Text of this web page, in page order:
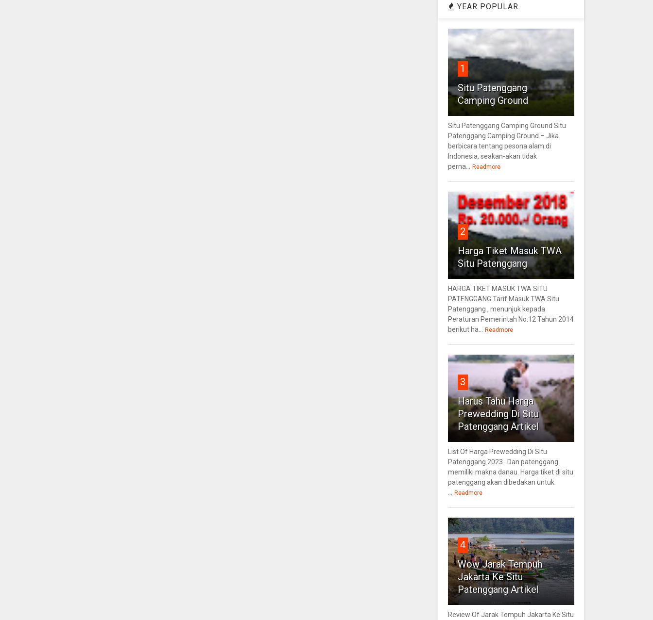
YEAR POPULAR
1
Situ Patenggang
Camping Ground
Situ Patenggang Camping Ground Situ
Patenggang Camping Ground – Jika
berbicara tentang pesona alam di
Indonesia, seakan-akan tidak
perna...
Readmore
2
Harga Tiket Masuk TWA
Situ Patenggang
HARGA TIKET MASUK TWA SITU
PATENGGANG Tarif Masuk TWA Situ
Patenggang , menunjuk kepada
Peraturan Pemerintah No.12 Tahun 2014
berikut ha...
Readmore
3
Harus Tahu Harga
Prewedding Di Situ
Patenggang Artikel
List Of Harga Prewedding Di Situ
Patenggang 2023 . Dan patenggang
memiliki makna danau. Harga tiket di situ
patenggang akan dibedakan untuk
Readmore
4
Wow Jarak Tempuh
Jakarta Ke Situ
Patenggang Artikel
Review Of Jarak Tempuh Jakarta Ke Situ